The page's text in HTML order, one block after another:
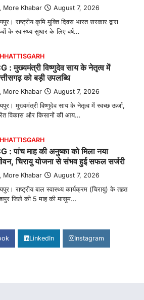
More Khabar August 7, 2026
राष्ट्रीय कृमि मुक्ति दिवस भारत सरकार द्वारा
के स्वास्थ्य सुधार के लिए वर्ष…
: मुख्यमंत्री विष्णुदेव साय के नेतृत्व में
को बड़ी उपलब्धि
More Khabar August 7, 2026
मुख्यमंत्री विष्णुदेव साय के नेतृत्व में स्वच्छ ऊर्जा,
विकास और किसानों की आय…
: पांच माह की अनुष्का को मिला नया
चिरायु योजना से संभव हुई सफल सर्जरी
More Khabar August 7, 2026
राष्ट्रीय बाल स्वास्थ्य कार्यक्रम (चिरायु) के तहत
जिले की 5 माह की मासूम…
छिपली की दीदियों का कमाल, बकरी
से बढ़ी आय और मजबूत हुआ आत्मविश्वास
की दिशा में जिले के नगरी…
LinkedIn Instagram